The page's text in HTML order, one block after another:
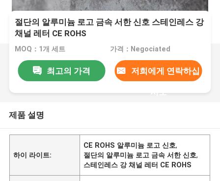
절단의 알루미늄 로고 금속 서한 신호 스테인레스 강
채널 레터 CE ROHS
MOQ：1개 세트 가격：Negociated
최고의 가격 저희에게 연락하십
시오
제품 설명
하이 라이트:
CE ROHS 알루미늄 로고 신호,
절단의 알루미늄 로고 금속 서한 신호,
스테인레스 강 채널 레터 CE ROHS